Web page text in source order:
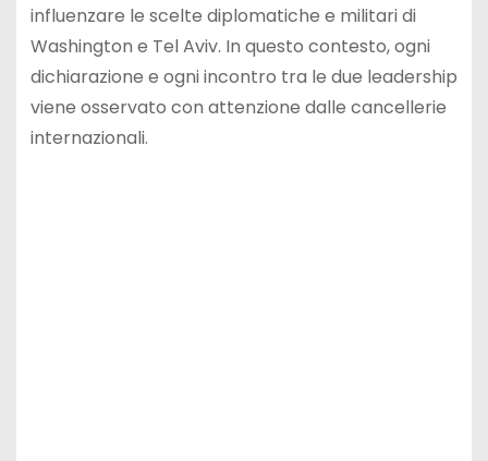
influenzare le scelte diplomatiche e militari di
Washington e Tel Aviv. In questo contesto, ogni
dichiarazione e ogni incontro tra le due leadership
viene osservato con attenzione dalle cancellerie
internazionali.